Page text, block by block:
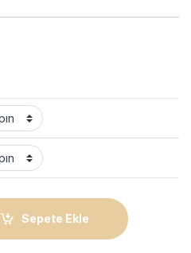
quantity
Sepete Ekle